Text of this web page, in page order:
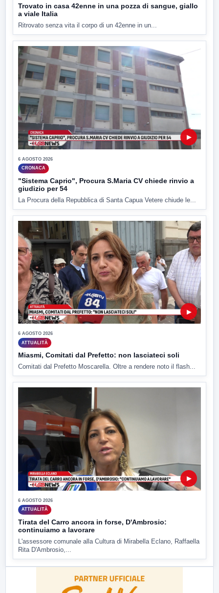
Trovato in casa 42enne in una pozza di sangue, giallo
a viale Italia
Ritrovato senza vita il corpo di un 42enne in un...
▶
6 AGOSTO 2026
CRONACA
"Sistema Caprio", Procura S.Maria CV chiede rinvio a
giudizio per 54
La Procura della Repubblica di Santa Capua Vetere chiude le...
▶
6 AGOSTO 2026
ATTUALITÀ
Miasmi, Comitati dal Prefetto: non lasciateci soli
Comitati dal Prefetto Moscarella. Oltre a rendere noto il flash...
▶
6 AGOSTO 2026
ATTUALITÀ
Tirata del Carro ancora in forse, D'Ambrosio:
continuiamo a lavorare
L'assessore comunale alla Cultura di Mirabella Eclano, Raffaella
Rita D'Ambrosio,...